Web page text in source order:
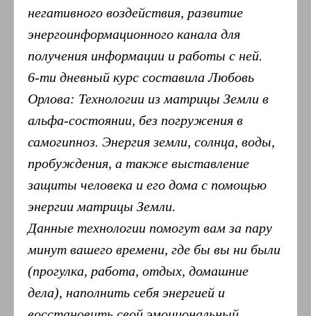
негативного воздействия, развитие
энергоинформационного канала для
получения информации и работы с ней.
6-ти дневный курс составила Любовь
Орлова: Технологии из матрицы Земли в
альфа-состоянии, без погружения в
самогипноз. Энергия земли, солнца, воды,
пробуждения, а также выставление
защиты человека и его дома с помощью
энергии матрицы Земли.
Данные технологии помогут вам за пару
минут вашего времени, где бы вы ни были
(прогулка, работа, отдых, домашние
дела), наполнить себя энергией и